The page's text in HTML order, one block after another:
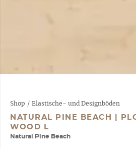
Shop / Elastische- und Designböden
NATURAL PINE BEACH |
WOOD L
Natural Pine Beach